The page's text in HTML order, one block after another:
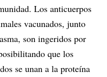
Los anticuerpos
vacunados, junto
son ingeridos por
que los
se unan a la proteína